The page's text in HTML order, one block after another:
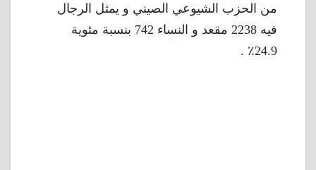
من الحزب الشيوعي الصيني و يمثل الرجال
فيه 2238 مقعد و النساء 742 بنسبة مئوية
24.9٪ .